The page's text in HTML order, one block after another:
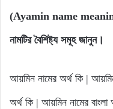
(Ayamin name
নামটির বৈশিষ্ট্য সমূহ জানুন।
আয়মিন নামের অর্থ কি |
অর্থ কি | আয়মিন নামের